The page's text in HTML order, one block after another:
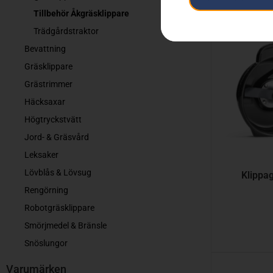
Tillbehör Åkgräsklippare
Trädgårdstraktor
Bevattning
Gräsklippare
Grästrimmer
Häcksaxar
Högtryckstvätt
Jord- & Gräsvård
Leksaker
Lövblås & Lövsug
Rengörning
Robotgräsklippare
Smörjmedel & Bränsle
Snöslungor
Varumärken